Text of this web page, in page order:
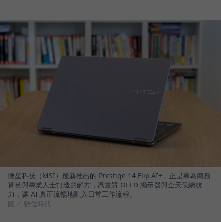
微星科技（MSI）最新推出的 Prestige 14 Flip AI+，正是專為商務
菁英與專業人士打造的解方，高畫質 OLED 顯示器與全天候續航
力，讓 AI 真正流暢地融入日常工作流程。
圖／ 數位時代